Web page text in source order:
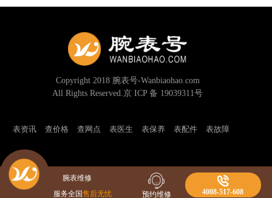
Copyright 2018 腕表号-Wanbiaohao.com
All Rights Reserved.京 ICP 备 19039311号
表资讯 查价格 查网点 表医生 表保养 表配件 表故障
腕表维修
服务全国售后无忧 预约维修 4008-517-608